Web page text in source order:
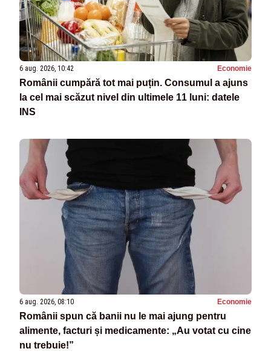
6 aug. 2026, 10:42 Economie
Românii cumpără tot mai puțin. Consumul a ajuns
la cel mai scăzut nivel din ultimele 11 luni: datele
INS
6 aug. 2026, 08:10 Economie
Românii spun că banii nu le mai ajung pentru
alimente, facturi și medicamente: „Au votat cu cine
nu trebuie!”